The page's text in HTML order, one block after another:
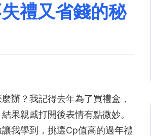
禮又省錢的秘
辦？我記得去年為了買禮盒，
果親戚打開後表情有點微妙。
我學到，挑選Cp值高的過年禮